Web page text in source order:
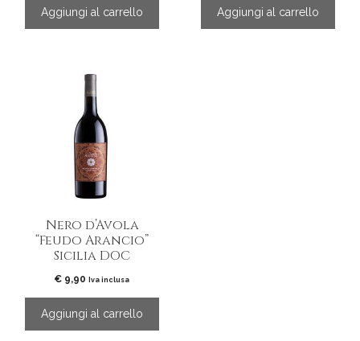
Aggiungi al carrello Aggiungi al carrello
Nero d’Avola
“Feudo Arancio”
Sicilia DOC
€ 9,90 Iva inclusa
Aggiungi al carrello